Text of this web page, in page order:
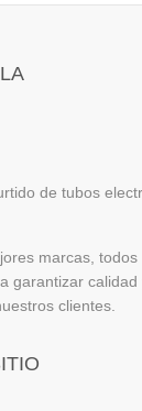
de tubos
marcas, todos
garantizar calidad
clientes.